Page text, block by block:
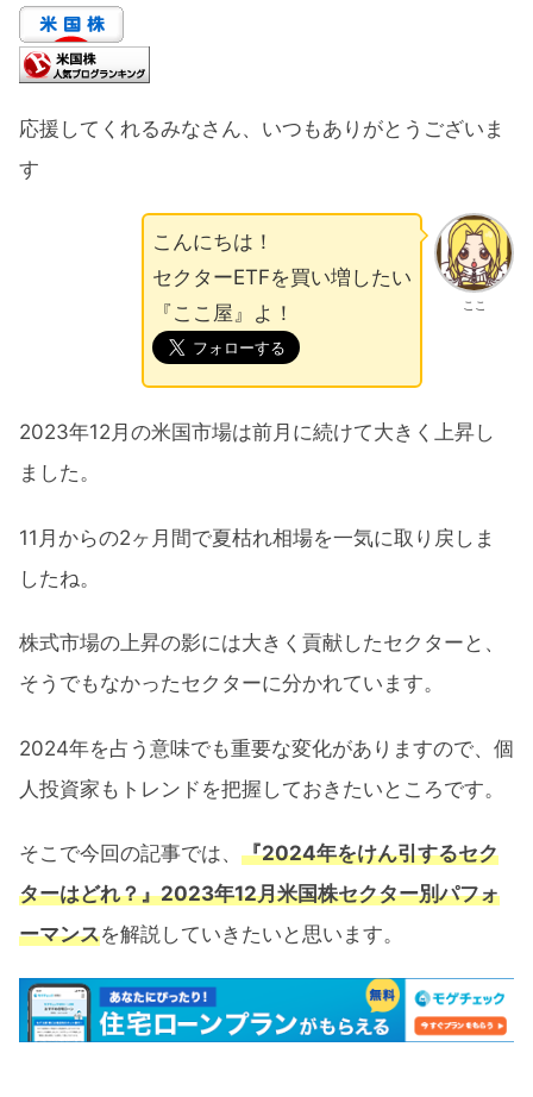
応援してくれるみなさん、いつもありがとうございま
す
ここ
こんにちは！
セクターETFを買い増したい
『ここ屋』よ！
2023年12月の米国市場は前月に続けて大きく上昇し
ました。
11月からの2ヶ月間で夏枯れ相場を一気に取り戻しま
したね。
株式市場の上昇の影には大きく貢献したセクターと、
そうでもなかったセクターに分かれています。
2024年を占う意味でも重要な変化がありますので、個
人投資家もトレンドを把握しておきたいところです。
そこで今回の記事では、 『2024年をけん引するセク
ターはどれ？』2023年12月米国株セクター別パフォ
ーマンスを解説していきたいと思います。